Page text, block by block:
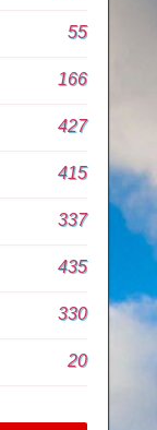
55
166
427
415
337
435
330
20